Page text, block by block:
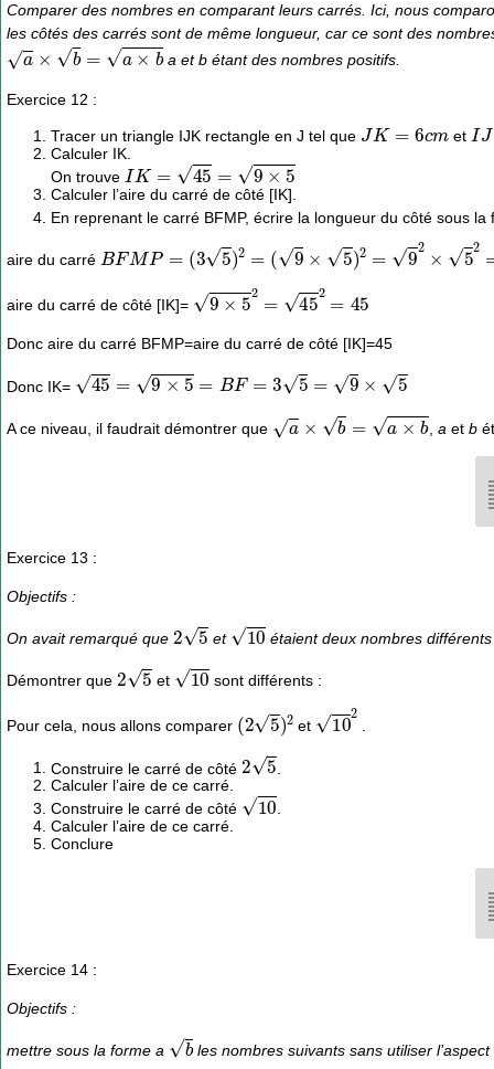
Comparer des nombres en comparant leurs carrés. Ici, nous
les côtés des carrés sont de même longueur, car ce sont des
×b ×b a et b étant des nombres positifs.
Exercice 12 :
Tracer un triangle IJK rectangle en J tel que JK= m et IJ
Calculer IK.
On trouve IK= 9×5
Calculer l’aire du carré de côté [IK].
En reprenant le carré BFMP, écrire la longueur du côté sous
aire du carré BFM P=( )2 (9×5 = 92× =9×5 45
aire du carré de côté [IK]= ×52=45 45
Donc aire du carré BFMP=aire du carré de côté [IK]=45
Donc IK= 45=9 BF=35 ×5
A ce niveau, il faudrait démontrer que ×b ×b , a et b
Exercice 13 :
Objectifs :
On avait remarqué que 2 et 10 étaient deux nombres
Démontrer que 2 et 10 sont différents :
Pour cela, nous allons comparer (2 )2 et 102
Construire le carré de côté 2
Calculer l’aire de ce carré.
Construire le carré de côté
10
Calculer l’aire de ce carré.
Conclure
Exercice 14 :
Objectifs :
mettre sous la forme a les nombres suivants sans utiliser